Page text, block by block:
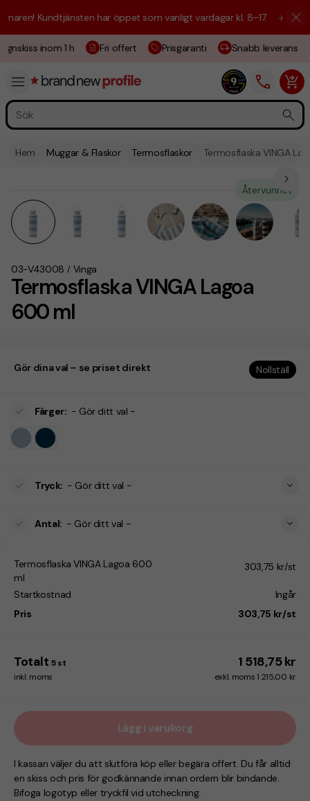
Kundtjänsten har öppet som vanligt vardagar kl. 8–17. ☀️ Vi är
inom 1 h Fri offert Prisgaranti Snabb leverans
Hem Muggar & Flaskor Termosflaskor Termosflaska VINGA
Termosflaska VINGA Lagoa
600 ml
03-V43008 / Vinga
Återvunnet
Gör dina val – se priset direkt Nollställ
Färger: - Gör ditt val -
Tryck: - Gör ditt val -
Antal: - Gör ditt val -
Termosflaska VINGA Lagoa 600
ml
303,75 kr/st
Startkostnad
Ingår
Pris
303,75 kr/st
Totalt 5 st 1 518,75 kr
inkl. moms exkl. moms 1 215,00 kr
Lägg i varukorg
I kassan väljer du att slutföra köp eller begära offert. Du får alltid
en skiss och pris för godkännande innan ordern blir bindande.
Bifoga logotyp eller tryckfil vid utcheckning.